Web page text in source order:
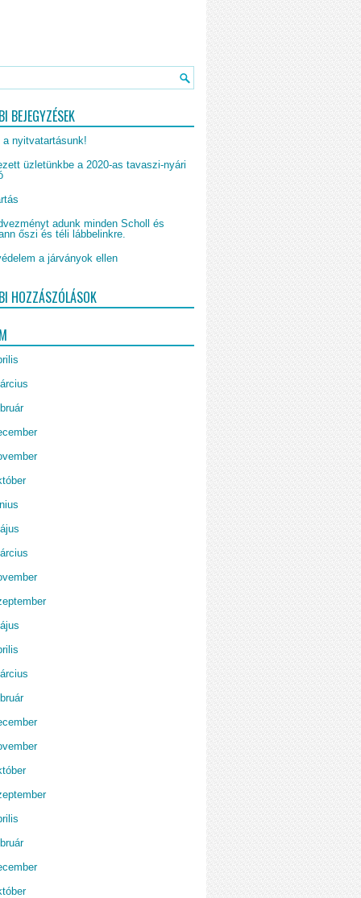
BEJEGYZÉSEK
nyitvatartásunk!
üzletünkbe a 2020-as tavaszi-nyári
adunk minden Scholl és
őszi és téli lábbelinkre.
a járványok ellen
HOZZÁSZÓLÁSOK